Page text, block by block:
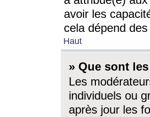
avoir les
cela dépend
Haut
» Que sont
Les
individuels ou
après jour les